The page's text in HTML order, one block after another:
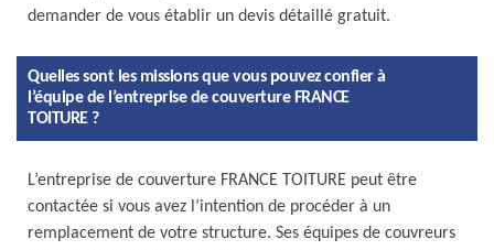
demander de vous établir un devis détaillé gratuit.
Quelles sont les missions que vous pouvez confier à
l’équipe de l’entreprise de couverture FRANCE
TOITURE ?
L’entreprise de couverture FRANCE TOITURE peut être
contactée si vous avez l’intention de procéder à un
remplacement de votre structure. Ses équipes de couvreurs